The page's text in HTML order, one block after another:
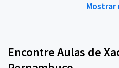
Mostrar
Encontre Aulas de